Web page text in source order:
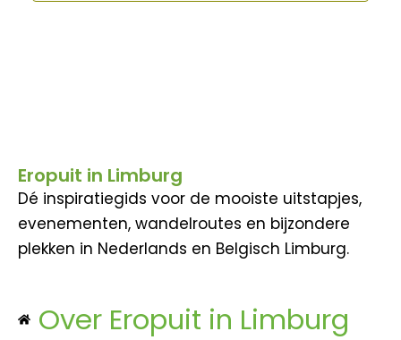
Eropuit in Limburg
Dé inspiratiegids voor de mooiste uitstapjes,
evenementen, wandelroutes en bijzondere
plekken in Nederlands en Belgisch Limburg.
Over Eropuit in Limburg